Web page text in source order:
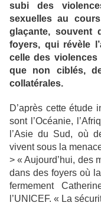
subi des
sexuelles au
glaçante, souvent
foyers, qui révèle
celle des
que non ciblés,
collatérales.
D’après cette étude
sont l’Océanie,
l’Asie du Sud, où
vivent sous la
> « Aujourd’hui, des
dans des foyers où
fermement
l’UNICEF. « La